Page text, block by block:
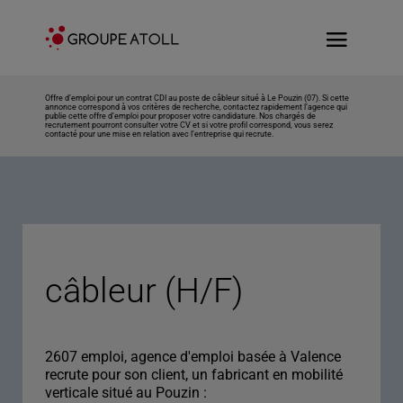
Offre d’emploi pour un contrat CDI au poste de câbleur situé à Le Pouzin (07). Si cette
annonce correspond à vos critères de recherche, contactez rapidement l’agence qui
publie cette offre d’emploi pour proposer votre candidature. Nos chargés de
recrutement pourront consulter votre CV et si votre profil correspond, vous serez
contacté pour une mise en relation avec l’entreprise qui recrute.
câbleur (H/F)
2607 emploi, agence d'emploi basée à Valence
recrute pour son client, un fabricant en mobilité
verticale situé au Pouzin :